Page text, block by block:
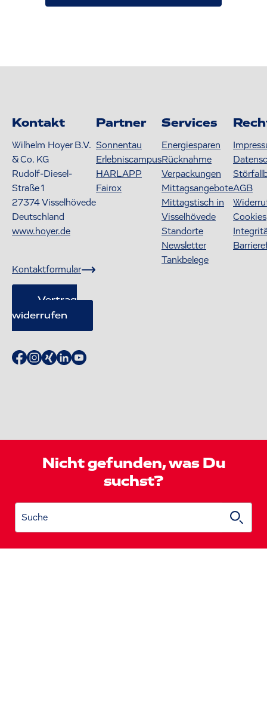
Kontakt
Wilhelm Hoyer B.V.
& Co. KG
Rudolf-Diesel-
Straße 1
27374Visselhövede
Deutschland
www.hoyer.de
Kontaktformular
Vertrag
widerrufen
Partner
Sonnentau
Erlebniscampus
HARLAPP
Fairox
Services
Energiesparen
Rücknahme
Verpackungen
Mittagsangebote
Mittagstisch in
Visselhövede
Standorte
Newsletter
Tankbelege
AGB
Cookies
Nicht gefunden, was Du
suchst?
Suche